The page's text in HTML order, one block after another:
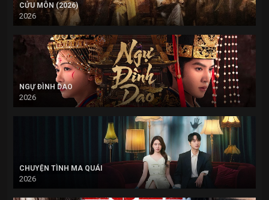
CỬU MÔN (2026)
2026
NGỰ ĐÌNH DAO
2026
CHUYỆN TÌNH MA QUÁI
2026